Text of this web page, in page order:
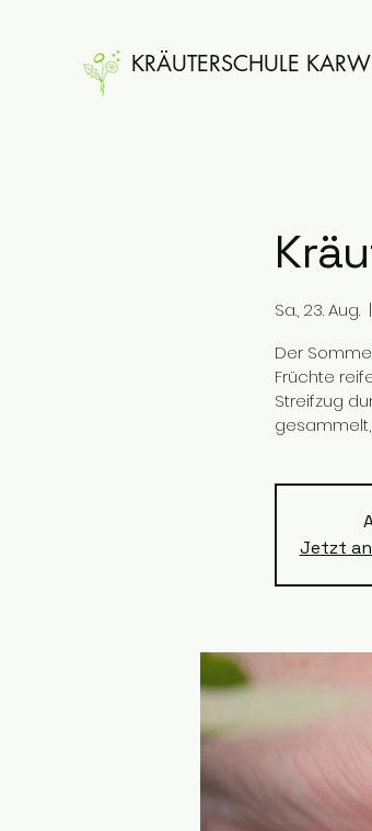
KRÄUTERSCHULE
Sa., 23. Aug.
  |
Der
Früchte
Streifzug
Jetzt